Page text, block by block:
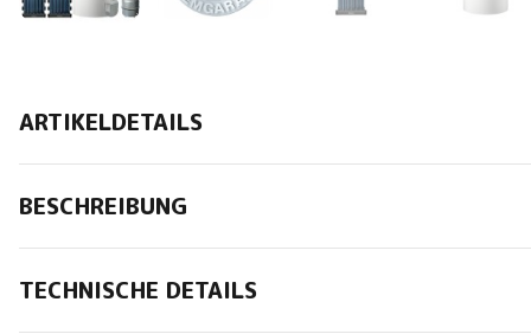
ARTIKELDETAILS
BESCHREIBUNG
TECHNISCHE DETAILS